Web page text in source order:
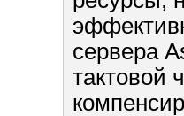
сервера
тактовой